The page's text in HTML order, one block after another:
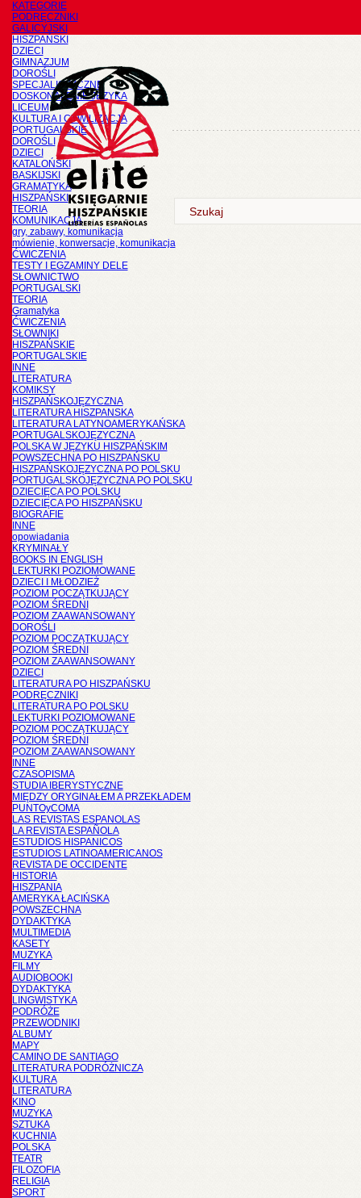
KATEGORIE
PODRĘCZNIKI
GALICYJSKI
HISZPAŃSKI
DZIECI
GIMNAZJUM
DOROŚLI
SPECJALISTYCZNE
DOSKONALENIE JĘZYKA
LICEUM
KULTURA I CYWILIZACJA
PORTUGALSKIE
DOROŚLI
DZIECI
KATALOŃSKI
BASKIJSKI
GRAMATYKA
HISZPAŃSKI
TEORIA
KOMUNIKACJA
gry, zabawy, komunikacja
mówienie, konwersacje, komunikacja
ĆWICZENIA
TESTY I EGZAMINY DELE
SŁOWNICTWO
PORTUGALSKI
TEORIA
Gramatyka
ĆWICZENIA
SŁOWNIKI
HISZPAŃSKIE
PORTUGALSKIE
INNE
LITERATURA
KOMIKSY
HISZPAŃSKOJĘZYCZNA
LITERATURA HISZPANSKA
LITERATURA LATYNOAMERYKAŃSKA
PORTUGALSKOJĘZYCZNA
POLSKA W JĘZYKU HISZPAŃSKIM
POWSZECHNA PO HISZPAŃSKU
HISZPAŃSKOJĘZYCZNA PO POLSKU
PORTUGALSKOJĘZYCZNA PO POLSKU
DZIECIĘCA PO POLSKU
DZIECIĘCA PO HISZPAŃSKU
BIOGRAFIE
INNE
opowiadania
KRYMINAŁY
BOOKS IN ENGLISH
LEKTURKI POZIOMOWANE
DZIECI I MŁODZIEŻ
POZIOM POCZĄTKUJĄCY
POZIOM ŚREDNI
POZIOM ZAAWANSOWANY
DOROŚLI
POZIOM POCZĄTKUJĄCY
POZIOM ŚREDNI
POZIOM ZAAWANSOWANY
DZIECI
LITERATURA PO HISZPAŃSKU
PODRĘCZNIKI
LITERATURA PO POLSKU
LEKTURKI POZIOMOWANE
POZIOM POCZĄTKUJĄCY
POZIOM ŚREDNI
POZIOM ZAAWANSOWANY
INNE
CZASOPISMA
STUDIA IBERYSTYCZNE
MIĘDZY ORYGINAŁEM A PRZEKŁADEM
PUNTOyCOMA
LAS REVISTAS ESPANOLAS
LA REVISTA ESPAÑOLA
ESTUDIOS HISPANICOS
ESTUDIOS LATINOAMERICANOS
REVISTA DE OCCIDENTE
HISTORIA
HISZPANIA
AMERYKA ŁACIŃSKA
POWSZECHNA
DYDAKTYKA
MULTIMEDIA
KASETY
MUZYKA
FILMY
AUDIOBOOKI
DYDAKTYKA
LINGWISTYKA
PODRÓŻE
PRZEWODNIKI
ALBUMY
MAPY
CAMINO DE SANTIAGO
LITERATURA PODRÓŻNICZA
KULTURA
LITERATURA
KINO
MUZYKA
SZTUKA
KUCHNIA
POLSKA
TEATR
FILOZOFIA
RELIGIA
SPORT